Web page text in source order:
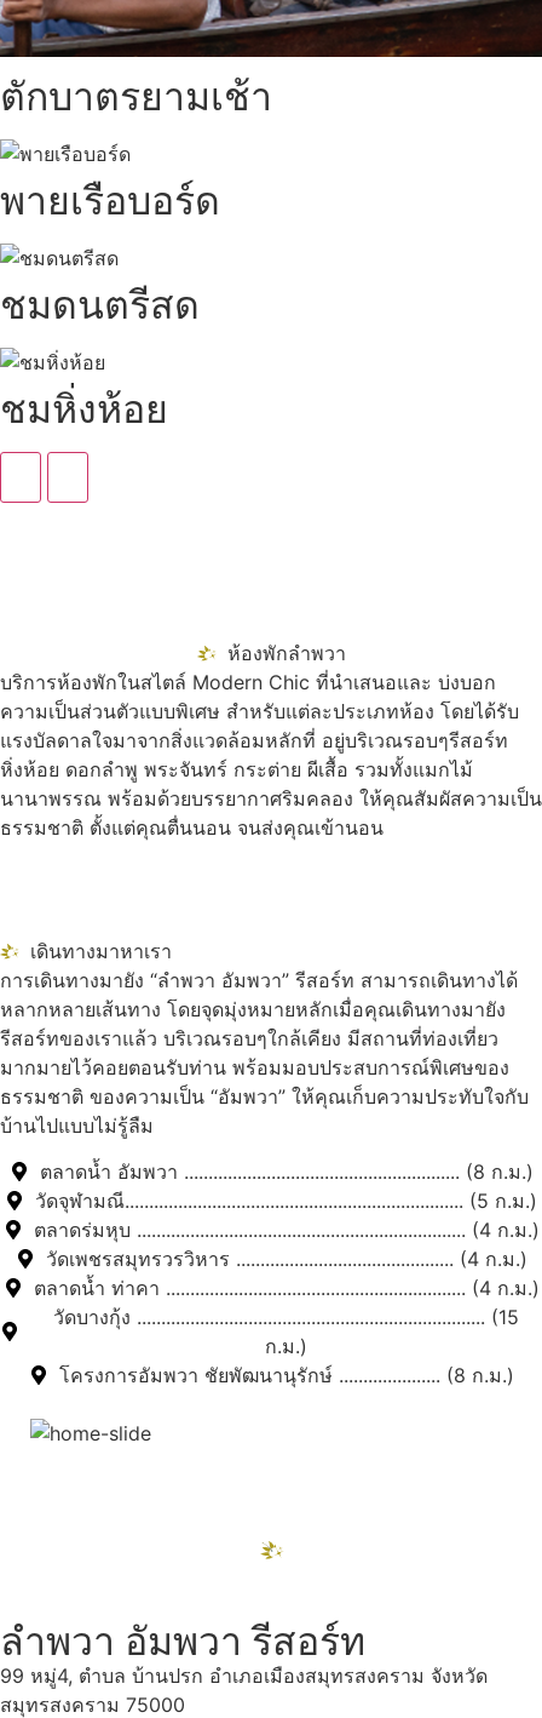
ตักบาตรยามเช้า
พายเรือบอร์ด
ชมดนตรีสด
ชมหิ่งห้อย
ห้องพักลำพวา
บริการห้องพักในสไตล์ Modern Chic ที่นำเสนอและ บ่งบอก
ความเป็นส่วนตัวแบบพิเศษ สำหรับแต่ละประเภทห้อง โดยได้รับ
แรงบัลดาลใจมาจากสิ่งแวดล้อมหลักที่ อยู่บริเวณรอบๆรีสอร์ท
หิ่งห้อย ดอกลำพู พระจันทร์ กระต่าย ผีเสื้อ รวมทั้งแมกไม้
นานาพรรณ พร้อมด้วยบรรยากาศริมคลอง ให้คุณสัมผัสความเป็น
ธรรมชาติ ตั้งแต่คุณตื่นนอน จนส่งคุณเข้านอน
เดินทางมาหาเรา
การเดินทางมายัง “ลำพวา อัมพวา” รีสอร์ท สามารถเดินทางได้
หลากหลายเส้นทาง โดยจุดมุ่งหมายหลักเมื่อคุณเดินทางมายัง
รีสอร์ทของเราแล้ว บริเวณรอบๆใกล้เคียง มีสถานที่ท่องเที่ยว
มากมายไว้คอยตอนรับท่าน พร้อมมอบประสบการณ์พิเศษของ
ธรรมชาติ ของความเป็น “อัมพวา” ให้คุณเก็บความประทับใจกับ
บ้านไปแบบไม่รู้ลืม
ตลาดน้ำ อัมพวา ......................................................... (8 ก.ม.)
วัดจุฬามณี...................................................................... (5 ก.ม.)
ตลาดร่มหุบ .................................................................... (4 ก.ม.)
วัดเพชรสมุทรวรวิหาร ............................................. (4 ก.ม.)
ตลาดน้ำ ท่าคา .............................................................. (4 ก.ม.)
วัดบางกุ้ง ........................................................................ (15
ก.ม.)
โครงการอัมพวา ชัยพัฒนานุรักษ์ ..................... (8 ก.ม.)
ลำพวา อัมพวา รีสอร์ท
99 หมู่4, ตำบล บ้านปรก อำเภอเมืองสมุทรสงคราม จังหวัด
สมุทรสงคราม 75000